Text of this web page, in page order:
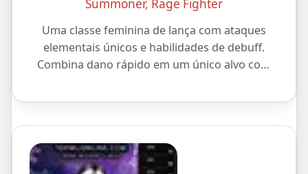
Summoner, Rage Fighter
Uma classe feminina de lança com ataques
elementais únicos e habilidades de debuff.
Combina dano rápido em um único alvo com